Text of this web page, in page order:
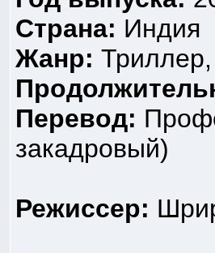
Страна: Индия
Жанр:
Перевод:
закадровый)
Режиссер: